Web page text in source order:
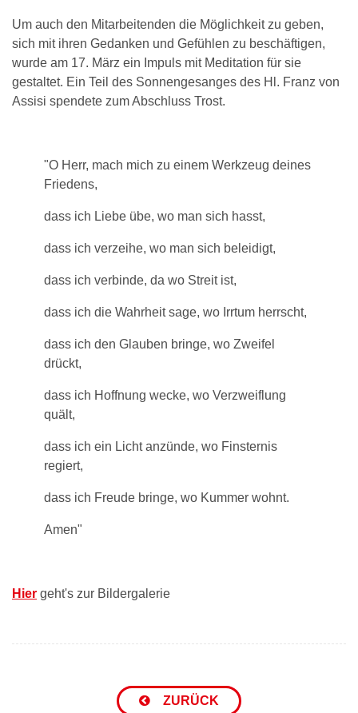
Um auch den Mitarbeitenden die Möglichkeit zu geben,
sich mit ihren Gedanken und Gefühlen zu beschäftigen,
wurde am 17. März ein Impuls mit Meditation für sie
gestaltet. Ein Teil des Sonnengesanges des Hl. Franz von
Assisi spendete zum Abschluss Trost.
"O Herr, mach mich zu einem Werkzeug deines
Friedens,
dass ich Liebe übe, wo man sich hasst,
dass ich verzeihe, wo man sich beleidigt,
dass ich verbinde, da wo Streit ist,
dass ich die Wahrheit sage, wo Irrtum herrscht,
dass ich den Glauben bringe, wo Zweifel
drückt,
dass ich Hoffnung wecke, wo Verzweiflung
quält,
dass ich ein Licht anzünde, wo Finsternis
regiert,
dass ich Freude bringe, wo Kummer wohnt.
Amen"
Hier geht's zur Bildergalerie
ZURÜCK